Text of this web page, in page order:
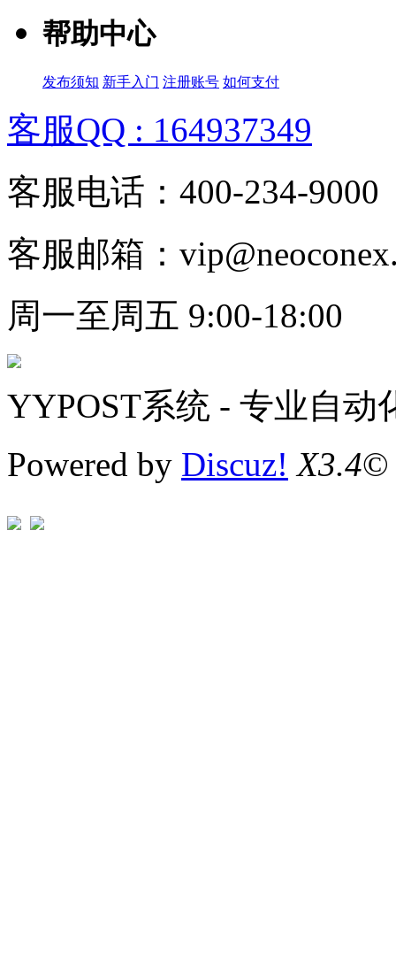
帮助中心
发布须知 新手入门 注册账号 如何支付
客服QQ : 164937349
客服电话：400-234-9000
客服邮箱：
周一至周五 9:00-18:00
YYPOST系统 - 专业自动
Powered by Discuz! X3.4©